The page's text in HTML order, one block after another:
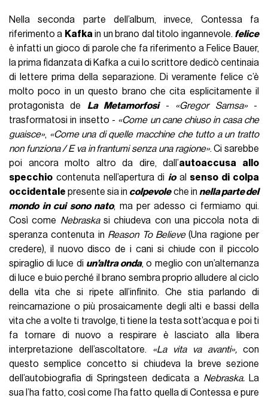
Nella seconda parte dell’album, invece, Contessa fa
riferimento a Kafka in un brano dal titolo ingannevole. felice
è infatti un gioco di parole che fa riferimento a Felice Bauer,
la prima fidanzata di Kafka a cui lo scrittore dedicò centinaia
di lettere prima della separazione. Di veramente felice c’è
molto poco in un questo brano che cita esplicitamente il
protagonista de La Metamorfosi- «Gregor Samsa»-
trasformatosi in insetto - «Come un cane chiuso in casa che
guaisce», «Come una di quelle macchine che tutto a un tratto
non funziona / E va in frantumi senza una ragione». Ci sarebbe
poi ancora molto altro da dire, dall’autoaccusa allo
specchio contenuta nell’apertura di ioal senso di colpa
occidentale presente sia in colpevoleche in nella parte del
mondo in cui sono nato, ma per adesso ci fermiamo qui.
Così come Nebraskasi chiudeva con una piccola nota di
speranza contenuta in Reason To Believe(Una ragione per
credere), il nuovo disco de i cani si chiude con il piccolo
spiraglio di luce di un’altra onda, o meglio con un’alternanza
di luce e buio perché il brano sembra proprio alludere al ciclo
della vita che si ripete all’infinito. Che stia parlando di
reincarnazione o più prosaicamente degli alti e bassi della
vita che a volte ti travolge, ti tiene la testa sott’acqua e poi ti
fa tornare di nuovo a respirare è lasciato alla libera
interpretazione dell’ascoltatore. «La vita va avanti»,con
questo semplice concetto si chiudeva la breve sezione
dell’autobiografia di Springsteen dedicata a Nebraska.La
sua l’ha fatto, così come l’ha fatto quella di Contessa e pure